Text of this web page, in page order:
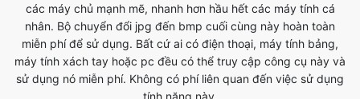
sử dụng nó miễn phí. Không có phí liên quan đến việc sử dụng
tính năng này.